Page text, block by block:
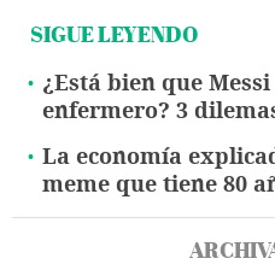
SIGUE LEYENDO
¿Está bien que
enfermero? 3
La economía
meme que tiene 80